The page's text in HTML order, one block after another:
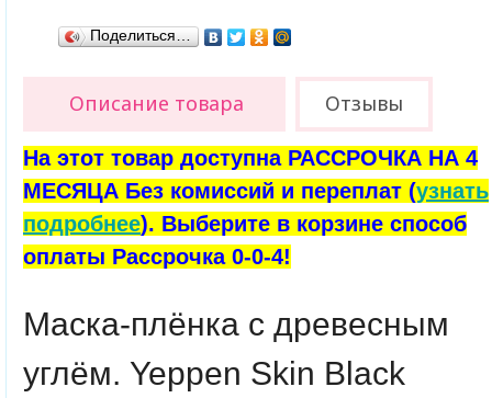
Поделиться…
Описание товара Отзывы
На этот товар доступна РАССРОЧКА НА 4
МЕСЯЦА Без комиссий и переплат (узнать
подробнее). Выберите в корзине способ
оплаты Рассрочка 0-0-4!
Маска-плёнка с древесным
углём. Yeppen Skin Black